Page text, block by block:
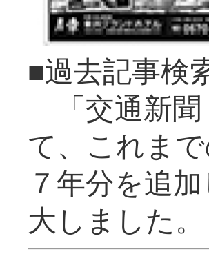
■過去記事検
「交通新
て、これま
７年分を追
大しま